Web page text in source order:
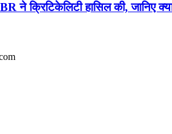
ने क्रिटिकेलिटी हासिल की, जानिए
मनुष्य एक बार फिर से चंद्रमा के